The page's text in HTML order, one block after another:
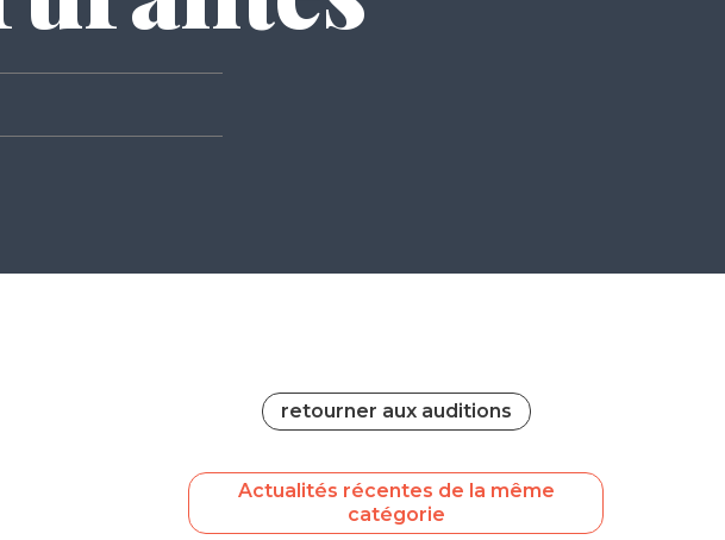
retourner aux auditions
Actualités récentes de la même
catégorie